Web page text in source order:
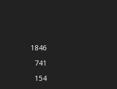
1846
741
154